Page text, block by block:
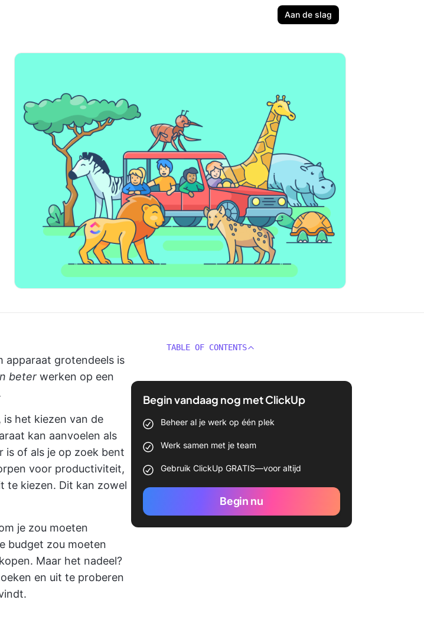
Aan de slag
apparaat grotendeels is
beter werken op een
is het kiezen van de
kan aanvoelen als
is of als je op zoek bent
voor productiviteit,
te kiezen. Dit kan zowel
je zou moeten
budget zou moeten
Maar het nadeel?
en uit te proberen
TABLE OF CONTENTS
Begin vandaag nog met ClickUp
Beheer al je werk op één plek
Werk samen met je team
Gebruik ClickUp GRATIS—voor altijd
Begin nu